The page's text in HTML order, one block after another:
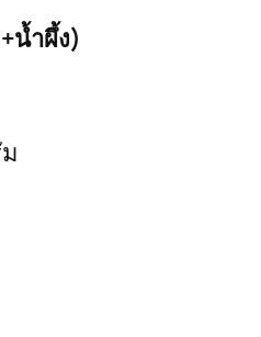
น้ำผึ้ง)